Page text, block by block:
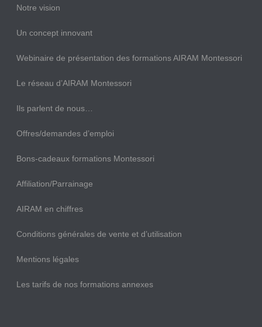
Notre vision
Un concept innovant
Webinaire de présentation des formations AIRAM Montessori
Le réseau d’AIRAM Montessori
Ils parlent de nous…
Offres/demandes d’emploi
Bons-cadeaux formations Montessori
Affiliation/Parrainage
AIRAM en chiffres
Conditions générales de vente et d’utilisation
Mentions légales
Les tarifs de nos formations annexes